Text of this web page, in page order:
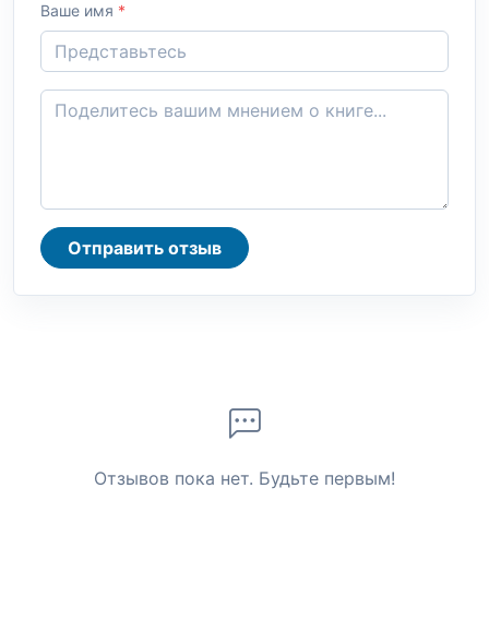
Ваше имя *
Отправить отзыв
Отзывов пока нет. Будьте первым!